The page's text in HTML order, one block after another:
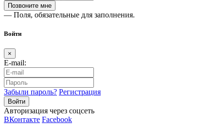
— Поля, обязательные для заполнения.
Войти
×
E-mail:
Забыли пароль? Регистрация
Авторизация через соцсеть
ВКонтакте Facebook